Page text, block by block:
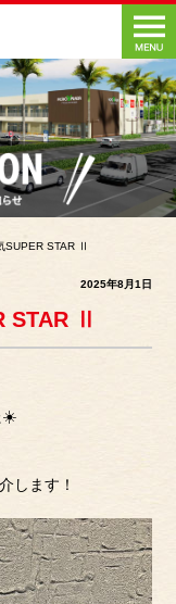
SUPER STAR Ⅱ
2025年8月1日
STAR Ⅱ
☀️
します！